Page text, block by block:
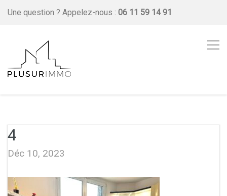
Une question ? Appelez-nous : 06 11 59 14 91
4
Déc 10, 2023